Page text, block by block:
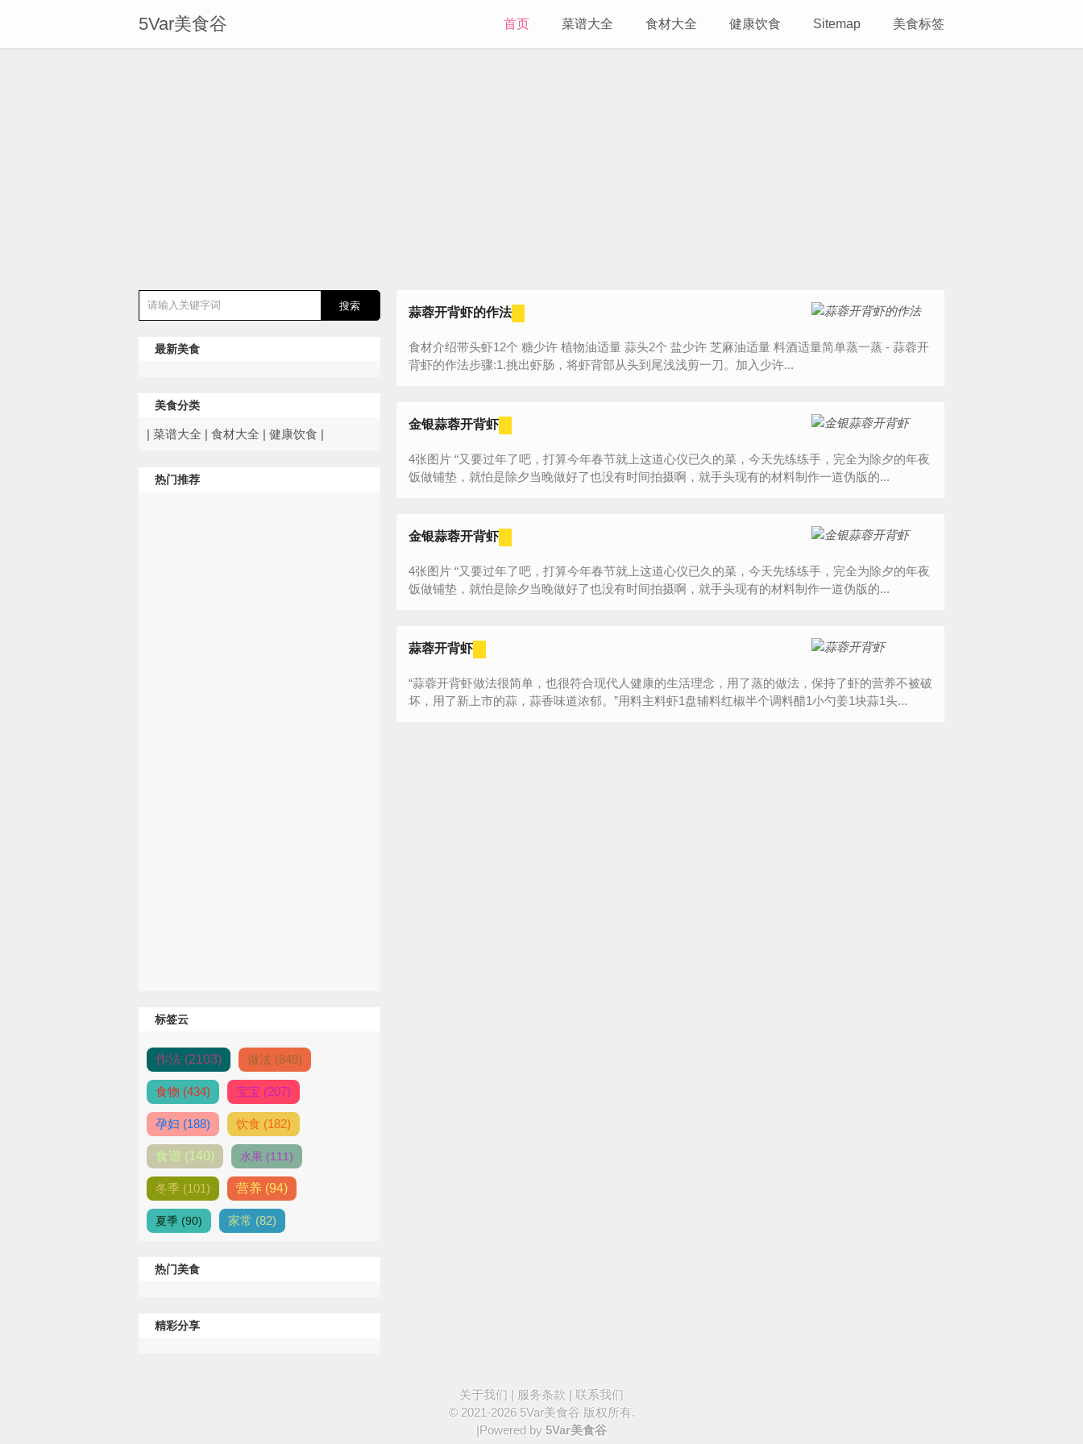
5Var美食谷 首页 菜谱大全 食材大全 健康饮食 Sitemap 美食标签
最新美食
美食分类
| 菜谱大全 | 食材大全 | 健康饮食 |
热门推荐
标签云
作法 (2103) 做法 (849)
食物 (434) 宝宝 (207)
孕妇 (188) 饮食 (182)
食谱 (140) 水果 (111)
冬季 (101) 营养 (94)
夏季 (90) 家常 (82)
热门美食
精彩分享
蒜蓉开背虾的作法
食材介绍带头虾12个 糖少许 植物油适量 蒜头2个 盐少许 芝麻油适量 料酒适量简单蒸一蒸 - 蒜蓉开
背虾的作法步骤:1.挑出虾肠，将虾背部从头到尾浅浅剪一刀。加入少许...
金银蒜蓉开背虾
4张图片 “又要过年了吧，打算今年春节就上这道心仪已久的菜，今天先练练手，完全为除夕的年夜
饭做铺垫，就怕是除夕当晚做好了也没有时间拍摄啊，就手头现有的材料制作一道伪版的...
金银蒜蓉开背虾
4张图片 “又要过年了吧，打算今年春节就上这道心仪已久的菜，今天先练练手，完全为除夕的年夜
饭做铺垫，就怕是除夕当晚做好了也没有时间拍摄啊，就手头现有的材料制作一道伪版的...
蒜蓉开背虾
“蒜蓉开背虾做法很简单，也很符合现代人健康的生活理念，用了蒸的做法，保持了虾的营养不被破
坏，用了新上市的蒜，蒜香味道浓郁。”用料主料虾1盘辅料红椒半个调料醋1小勺姜1块蒜1头...
关于我们 | 服务条款 | 联系我们
© 2021-2026 5Var美食谷 版权所有.
|Powered by 5Var美食谷